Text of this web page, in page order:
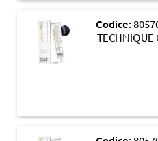
Codice:
TECHNIQUE